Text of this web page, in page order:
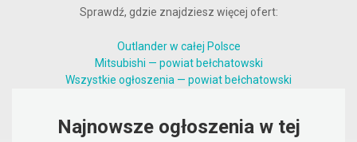
Sprawdź, gdzie znajdziesz więcej ofert:
Outlander w całej Polsce
Mitsubishi — powiat bełchatowski
Wszystkie ogłoszenia — powiat bełchatowski
Najnowsze ogłoszenia w tej